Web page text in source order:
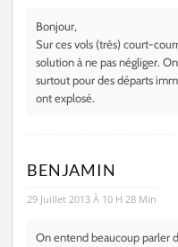
Bonjour,
Sur ces vols (très) court-
solution à ne pas négliger.
surtout pour des départs
ont explosé.
BENJAMIN
29 Juillet 2013 À 10 H 28 Min
On entend beaucoup parler